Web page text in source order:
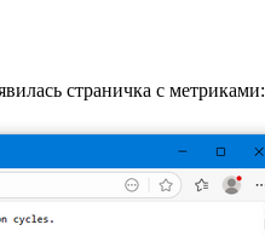
страничка с метриками: